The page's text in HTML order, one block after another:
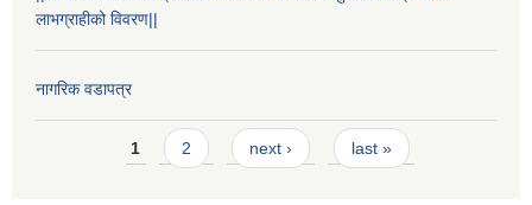
लाभग्राहीको विवरण||
नागरिक वडापत्र
Pages1 2 next › last »